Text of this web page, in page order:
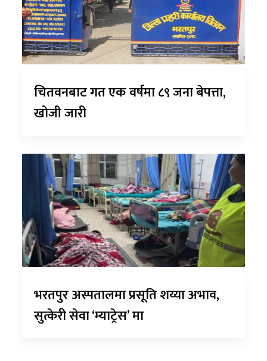
चितवनबाट गत एक वर्षमा ८९ जना बेपत्ता,
खोजी जारी
भरतपुर अस्पतालमा प्रसूति शय्या अभाव,
सुत्केरी सेवा ‘म्याट्रेस’ मा